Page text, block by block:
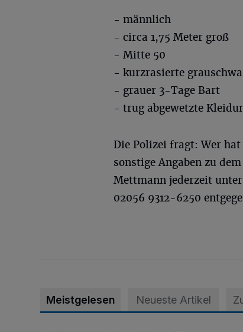
- männlich
- circa 1,75 Meter groß
- Mitte 50
- kurzrasierte
- grauer 3-Tage Bart
- trug abgewetzte
Die Polizei fragt: Wer
sonstige Angaben zu
Mettmann jederzeit
02056 9312-6250
Meistgelesen Neueste Artikel